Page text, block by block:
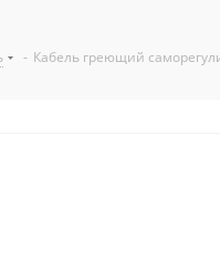
- Кабель греющий